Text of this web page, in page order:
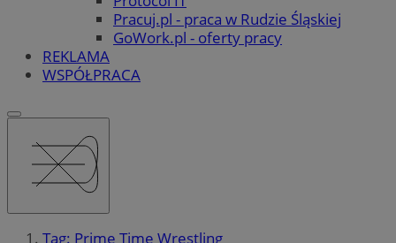
Pracuj.pl - praca w Rudzie Śląskiej
GoWork.pl - oferty pracy
REKLAMA
WSPÓŁPRACA
Tag: Prime Time Wrestling